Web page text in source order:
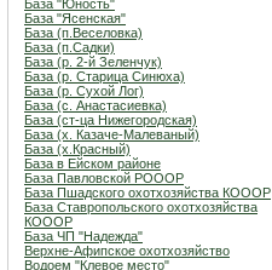
База "Юность"
База "Ясенская"
База (п.Веселовка)
База (п.Садки)
База (р. 2-й Зеленчук)
База (р. Старица Синюха)
База (р. Сухой Лог)
База (с. Анастасиевка)
База (ст-ца Нижегородская)
База (х. Казаче-Малеваный)
База (х.Красный)
База в Ейском районе
База Павловской РОООР
База Пшадского охотхозяйства КОООР
База Ставропольского охотхозяйства
КОООР
База ЧП "Надежда"
Верхне-Афипское охотхозяйство
Водоем "Клевое место"